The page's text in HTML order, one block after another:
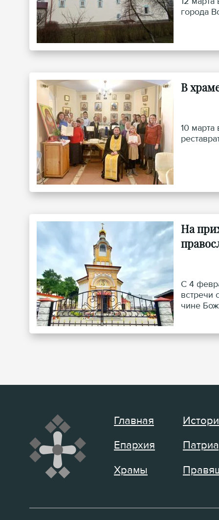
города
В
10 марта
На
С 4
встречи
чине
Главная
Епархия
Храмы